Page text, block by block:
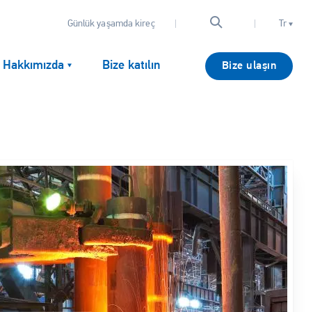
Günlük yaşamda kireç Tr
Hakkımızda Bize katılın Bize ulaşın